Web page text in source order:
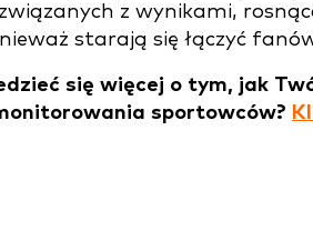
z wynikami,
starają się łączyć
się więcej o tym, jak
sportowców?